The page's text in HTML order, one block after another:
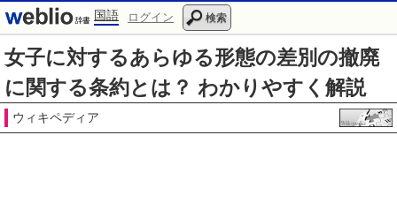
国語 ログイン 検索
女子に対するあらゆる形態の差別の撤廃
に関する条約とは？ わかりやすく解説
ウィキペディア